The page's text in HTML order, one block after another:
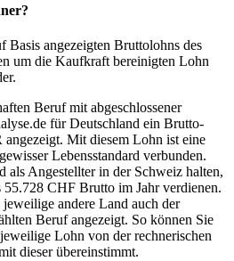
Basis angezeigten Bruttolohns des
um die Kaufkraft bereinigten Lohn
Beruf mit abgeschlossener
für Deutschland ein Brutto-
Mit diesem Lohn ist eine
Lebensstandard verbunden.
als Angestellter in der Schweiz halten,
55.728 CHF Brutto im Jahr verdienen.
andere Land auch der
Beruf angezeigt. So können Sie
Lohn von der rechnerischen
dieser übereinstimmt.